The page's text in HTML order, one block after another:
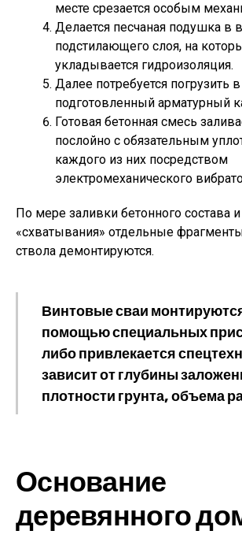
месте срезается особым
Делается песчаная подушка в
подстилающего слоя, на
укладывается гидроизоляция.
Далее потребуется погрузить
подготовленный арматурный
Готовая бетонная смесь
послойно с обязательным
каждого из них посредством
электромеханического
По мере заливки бетонного состава
«схватывания» отдельные
ствола демонтируются.
Винтовые сваи
помощью специальных
либо привлекается
зависит от глубины
плотности грунта, объема
Основание
деревянного